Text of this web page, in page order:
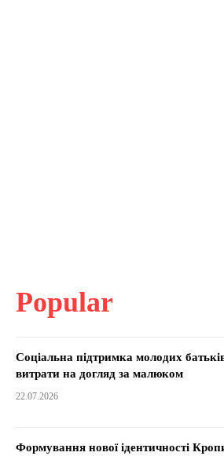
Popular
Соціальна підтримка молодих
витрати на догляд за малюком
22.07.2026
Формування нової ідентичності